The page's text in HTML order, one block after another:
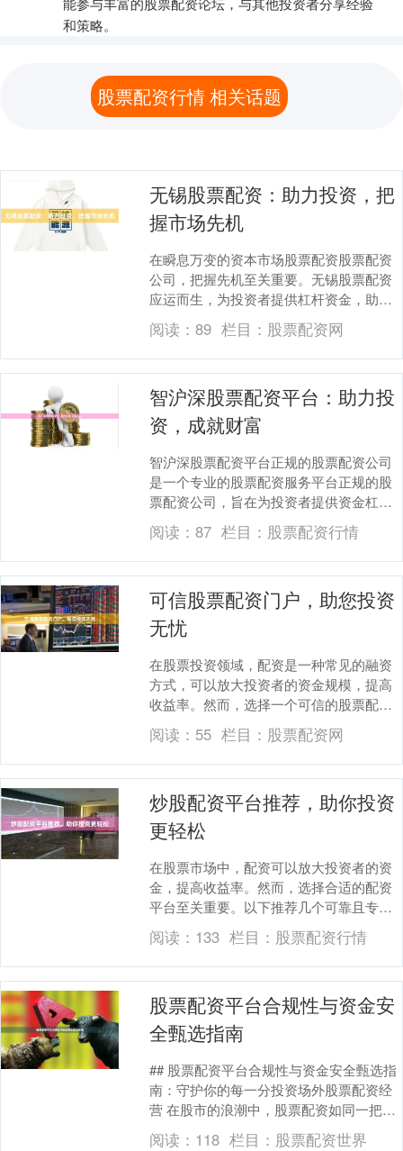
和策略。
股票配资行情 相关话题
无锡股票配资：助力投资，把
握市场先机
在瞬息万变的资本市场股票配资股票配资
公司，把握先机至关重要。无锡股票配资
应运而生，为投资者提供杠杆资金，助力
其放大收益。 无锡股票配资是指通过正规
配资公司，以一....
阅读：89 栏目： 股票配资网
智沪深股票配资平台：助力投
资，成就财富
智沪深股票配资平台正规的股票配资公司
是一个专业的股票配资服务平台正规的股
票配资公司，旨在为投资者提供资金杠
杆，助力其放大投资收益。平台拥有雄厚
的资金实力和专业的....
阅读：87 栏目： 股票配资行情
可信股票配资门户，助您投资
无忧
在股票投资领域，配资是一种常见的融资
方式，可以放大投资者的资金规模，提高
收益率。然而，选择一个可信的股票配资
门户至关重要，以确保资金安全和投资无
忧。 **选择可....
阅读： 55 栏目： 股票配资网
炒股配资平台推荐，助你投资
更轻松
在股票市场中，配资可以放大投资者的资
金，提高收益率。然而，选择合适的配资
平台至关重要。以下推荐几个可靠且专业
的炒股配资平台： **1. 盈透证券** 盈透证
券是....
阅读： 133 栏目： 股票配资行情
股票配资平台合规性与资金安
全甄选指南
## 股票配资平台合规性与资金安全甄选指
南：守护你的每一分投资场外股票配资经
营 在股市的浪潮中，股票配资如同一把双
刃剑，既能放大收益，也可能加剧风险。
阅读： 118 栏目： 股票配资世界